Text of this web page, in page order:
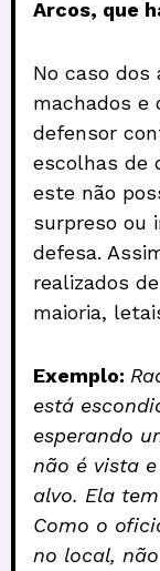
Arcos, que
No caso dos
machados e
defensor
escolhas de
este não
surpreso ou
defesa.
realizados
maioria,
Exemplo:
está
esperando
não é vista
alvo. Ela
Como o
no local,